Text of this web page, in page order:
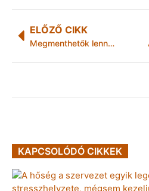
ELŐZŐ CIKK
Megmenthetők lennének a kidobásra ítélt babakocsik
KAPCSOLÓDÓ CIKKEK